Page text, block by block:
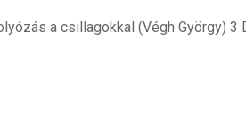
a csillagokkal (Végh György) 3